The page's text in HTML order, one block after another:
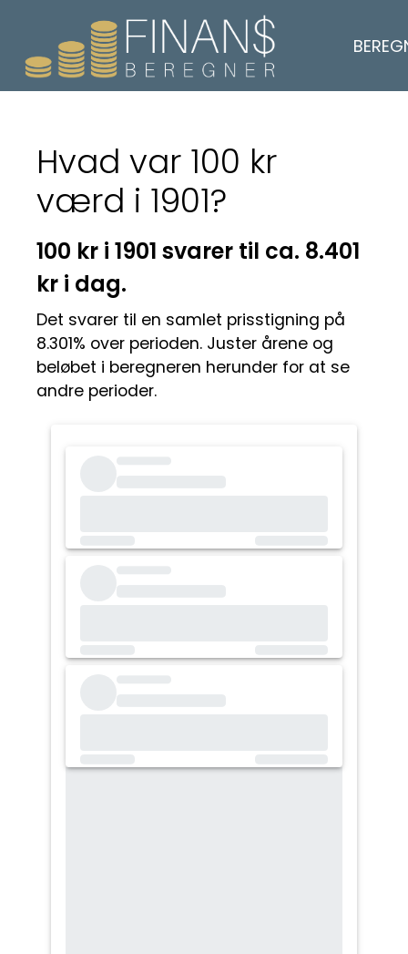
Hvad var 100 kr
værd i 1901?
100 kr i 1901 svarer til ca. 8.401
kr i dag.
Det svarer til en samlet prisstigning på
8.301% over perioden. Juster årene og
beløbet i beregneren herunder for at se
andre perioder.